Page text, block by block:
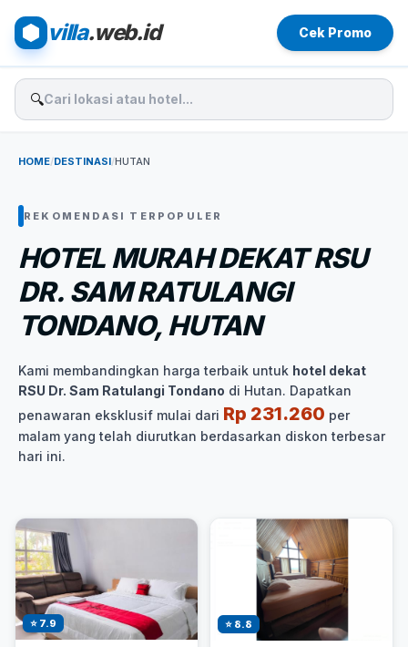
villa.web.id Cek Promo
🔍
HOME/DESTINASI/HUTAN
REKOMENDASI TERPOPULER
HOTEL MURAH DEKAT RSU
DR. SAM RATULANGI
TONDANO, HUTAN
Kami membandingkan harga terbaik untuk hotel dekat
RSU Dr. Sam Ratulangi Tondano di Hutan. Dapatkan
penawaran eksklusif mulai dari Rp 231.260 per
malam yang telah diurutkan berdasarkan diskon terbesar
hari ini.
⭐ 7.9 ⭐ 8.8